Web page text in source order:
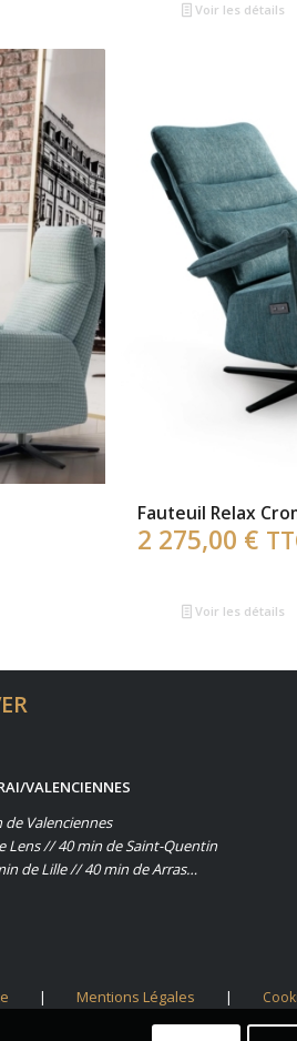
Voir les détails
Fauteuil Relax
2 275,00 €
Voir les détails
VALENCIENNES
Valenciennes
Lens // 40 min de Saint-Quentin
de Lille // 40 min de Arras…
| Mentions Légales |